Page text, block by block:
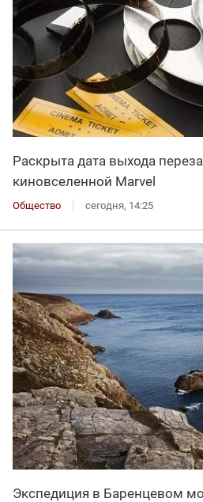
Раскрыта дата выхода
киновселенной Marvel
Общество сегодня, 14:25
Экспедиция в Баренцевом